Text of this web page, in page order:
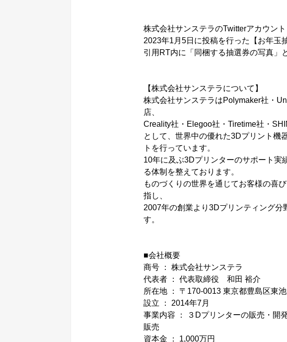
株式会社サンステラのTwitterアカウン
2023年1月5日に投稿を行った【お年玉
引用RT内に「同梱する抽選券の写真」
【株式会社サンステラについて】
株式会社サンステラはPolymaker社・
店、
Creality社・Elegoo社・Tiretime社・
として、世界中の優れた3Dプリント機
トを行っています。
10年に及ぶ3Dプリンターのサポート実
る体制を整えております。
ものづくりの世界を通じてお客様の喜
指し、
2007年の創業より3Dプリンティング分
す。
■会社概要
商号 ： 株式会社サンステラ
代表者 ： 代表取締役 和田 裕介
所在地 ： 〒170-0013 東京都豊島区東
設立 ： 2014年7月
事業内容 ： ３Dプリンターの販売・開
販売
資本金 ： 1,000万円